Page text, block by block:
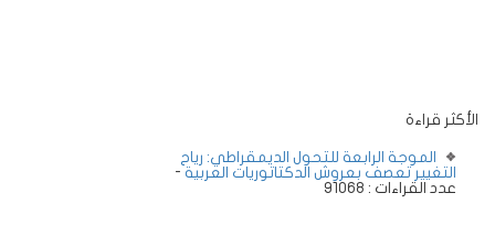
الأكثر قراءة
الموجة الرابعة للتحول الديمقراطي: رياح
التغيير تعصف بعروش الدكتاتوريات العربية -
عدد القراءات : 91068